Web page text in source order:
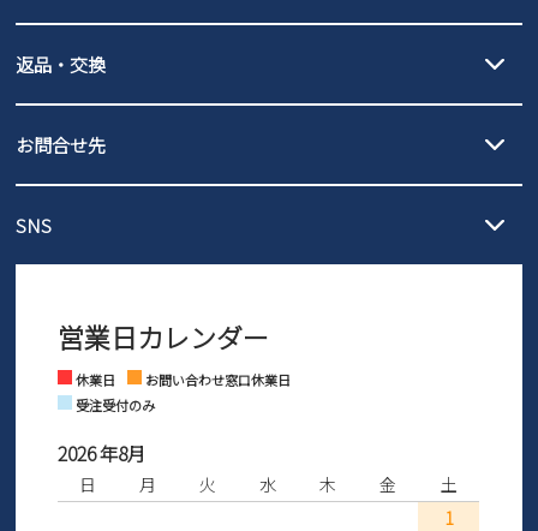
北海道・本州・四国・九州…550円
3,980円（税込）以上お買い上げで送料無料
ご利用ください。
全国一律…220円（税込）
発送日・送料詳細についてはご利用ガイドを
ご利用ください。
返品・交換
の片道無料サービスを実施中！
ントとしても安心してご利用いただけるよう、サイズ交換の受付期
さい。
お問合せ先
営業時間：11時～17時
※土日祝はお問い合わせ窓口休業日となります。
SNS
Facebook Instagram
営業日カレンダー
休業日
お問い合わせ窓口休業日
受注受付のみ
2026 年8月
日 月 火 水 木 金
土
1